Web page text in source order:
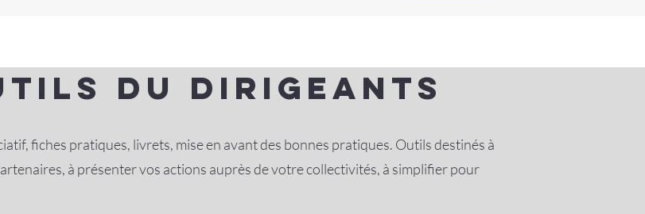
du dirigeants
fiches pratiques, livrets, mise en avant des bonnes pratiques. Outils destinés à
à présenter vos actions auprès de votre collectivités, à simplifier pour